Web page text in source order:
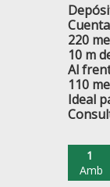
220
10 m
Al
110
Ideal
1
Amb